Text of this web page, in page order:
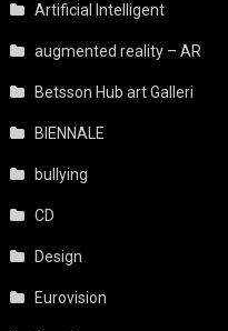
Artificial Intelligent
augmented reality – AR
Betsson Hub art Galleri
BIENNALE
bullying
CD
Design
Eurovision